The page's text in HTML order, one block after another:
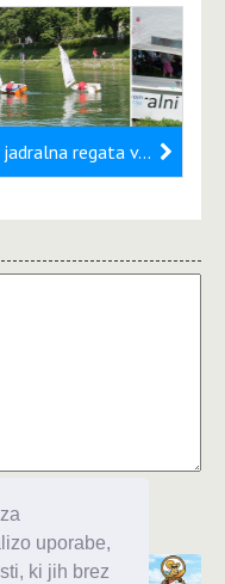
uporabe,
ki jih brez
Edina jadralna regata v Ljubljani: Regata dvojic za razred optimist